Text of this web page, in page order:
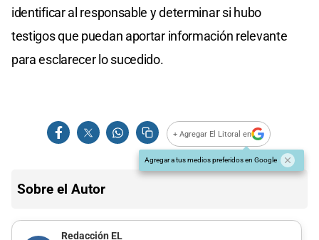
identificar al responsable y determinar si hubo
testigos que puedan aportar información relevante
para esclarecer lo sucedido.
+ Agregar El Litoral en
Agregar a tus medios preferidos en Google
Sobre el Autor
Redacción EL